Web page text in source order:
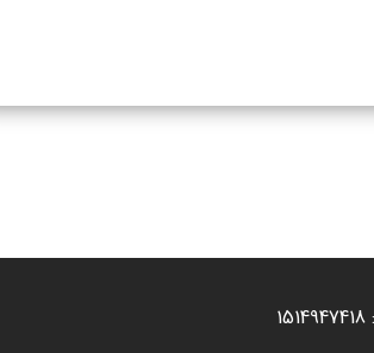
1514947418